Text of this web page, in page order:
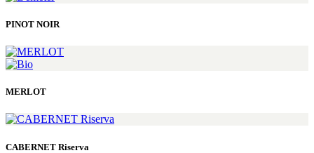
PINOT NOIR
MERLOT
CABERNET Riserva